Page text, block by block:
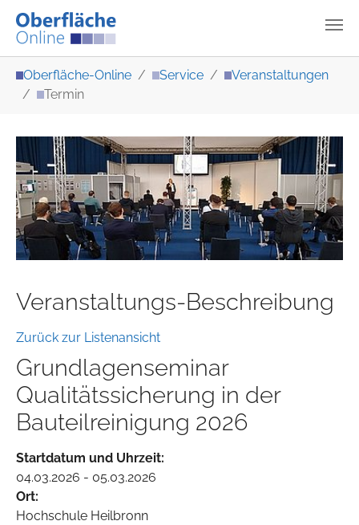
Oberfläche-Online Service
Veranstaltungen
Termin
Veranstaltungs-Beschreibung
Zurück zur Listenansicht
Grundlagenseminar
Qualitätssicherung in der
Bauteilreinigung 2026
Startdatum und Uhrzeit:
04.03.2026 - 05.03.2026
Ort:
Hochschule Heilbronn